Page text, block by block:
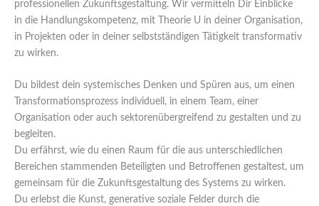
professionellen Zukunftsgestaltung. Wir vermitteln Dir Einblicke
in die Handlungskompetenz, mit Theorie U in deiner Organisation,
in Projekten oder in deiner selbstständigen Tätigkeit transformativ
zu wirken.
Du bildest dein systemisches Denken und Spüren aus, um einen
Transformationsprozess individuell, in einem Team, einer
Organisation oder auch sektorenübergreifend zu gestalten und zu
begleiten.
Du erfährst, wie du einen Raum für die aus unterschiedlichen
Bereichen stammenden Beteiligten und Betroffenen gestaltest, um
gemeinsam für die Zukunftsgestaltung des Systems zu wirken.
Du erlebst die Kunst, generative soziale Felder durch die